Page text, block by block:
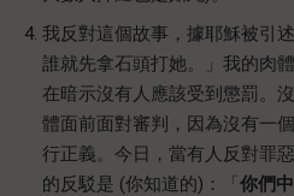
我反對這個故事，據耶穌被引
誰就先拿石頭打她。」我的肉
在暗示沒有人應該受到懲罰。
體面前面對審判，因為沒有一
行正義。今日，當有人反對罪
的反駁是 (你知道的)：「你們